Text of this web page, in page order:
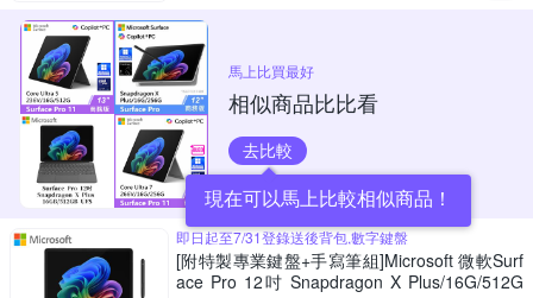
馬上比買最好
相似商品比比看
去比較
現在可以馬上比較相似商品！
即日起至7/31登錄送後背包,數字鍵盤
[附特製專業鍵盤+手寫筆組]Microsoft 微軟Surf
ace Pro 12吋 Snapdragon X Plus/16G/512G